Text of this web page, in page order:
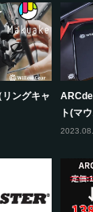
ングキャ
ト(マ